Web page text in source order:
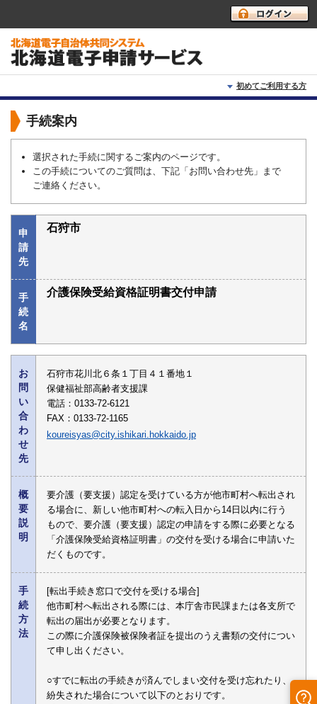
初めてご利用する方
初めて利用する方へ
利用上の注意
よくあるご質問
手続案内
選択された手続に関するご案内のページです。
この手続についてのご質問は、下記「お問い合わせ先」まで
ご連絡ください。
申
請
先
石狩市
手
続
名
介護保険受給資格証明書交付申請
お
問
い
合
わ
せ
先
石狩市花川北６条１丁目４１番地１
保健福祉部高齢者支援課
電話：0133-72-6121
FAX：0133-72-1165
koureisyas@city.ishikari.hokkaido.jp
概
要
説
明
要介護（要支援）認定を受けている方が他市町村へ転出され
る場合に、新しい他市町村への転入日から14日以内に行う
もので、要介護（要支援）認定の申請をする際に必要となる
「介護保険受給資格証明書」の交付を受ける場合に申請いた
だくものです。
手
続
方
法
[転出手続き窓口で交付を受ける場合]
他市町村へ転出される際には、本庁舎市民課または各支所で
転出の届出が必要となります。
この際に介護保険被保険者証を提出のうえ書類の交付につい
て申し出ください。
○すでに転出の手続きが済んでしまい交付を受け忘れたり、
紛失された場合について以下のとおりです。